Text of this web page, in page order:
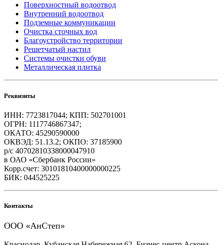
Поверхностный водоотвод
Внутренний водоотвод
Подземные коммуникации
Очистка сточных вод
Благоустройство территории
Решетчатый настил
Системы очистки обуви
Металлическая плитка
Реквизиты
ИНН: 7723817044; КПП: 502701001
ОГРН: 1117746867347;
ОКАТО: 45290590000
ОКВЭД: 51.13.2; ОКПО: 37185900
р/с 40702810338000047910
в ОАО «Сбербанк России»
Корр.счет: 30101810400000000225
БИК: 044525225
Контакты
ООО «АнСтеп»